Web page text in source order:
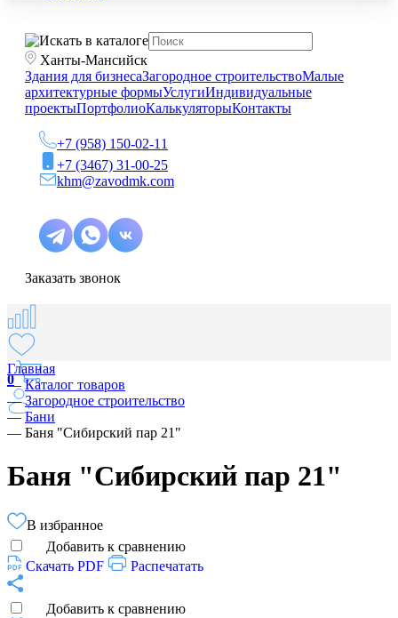
Ханты-Мансийск
Здания для бизнесаЗагородное строительствоМалые
архитектурные формыУслугиИндивидуальные
проектыПортфолиоКалькуляторыКонтакты
+7 (958) 150-02-11
+7 (3467) 31-00-25
khm@zavodmk.com
Заказать звонок
0
Главная
—Каталог товаров
—Загородное строительство
—Бани
— Баня "Сибирский пар 21"
Баня "Сибирский пар 21"
В избранное
Добавить к сравнению
Скачать PDF
Распечатать
Добавить к сравнению